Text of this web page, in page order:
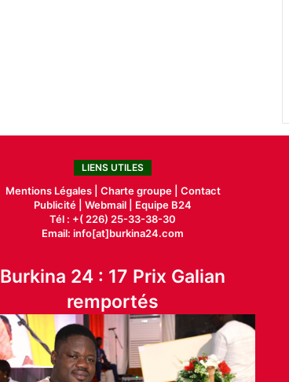
LIENS UTILES
Mentions Légales | Charte groupe | Contact
Publicité |Webmail |
Equipe B24
Tél : +( 226) 25-33-38-30
Email: info[at]burkina24.com
Burkina 24 : 17 Prix Galian
remportés